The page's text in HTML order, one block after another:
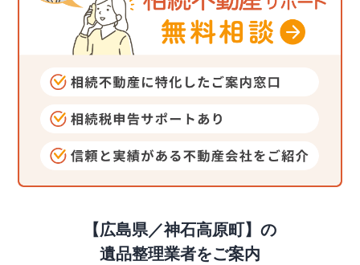
【広島県／神石高原町】の
遺品整理業者をご案内